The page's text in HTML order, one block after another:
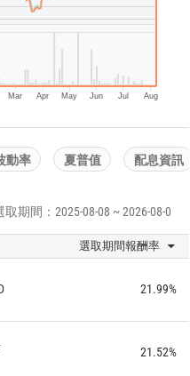
Mar Apr May Jun Jul Aug
動率 夏普值 配息資訊
取期間：2025-08-08 ~ 2026-08-08
選取期間報酬率
21.99%
21.52%